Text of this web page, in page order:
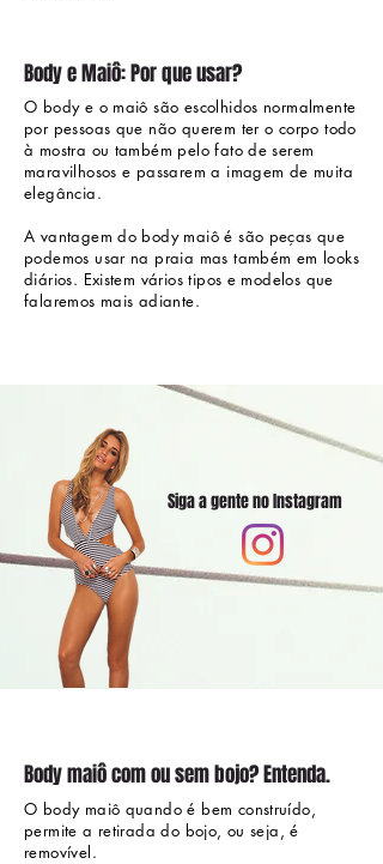
Body e Maiô: Por que usar?
O body e o maiô são escolhidos normalmente
por pessoas que não querem ter o corpo todo
à mostra ou também pelo fato de serem
maravilhosos e passarem a imagem de muita
elegância.
A vantagem do body maiô é são peças que
podemos usar na praia mas também em looks
diários. Existem vários tipos e modelos que
falaremos mais adiante.
Siga a gente no Instagram
Body maiô com ou sem bojo? Entenda.
O body maiô quando é bem construído,
permite a retirada do bojo, ou seja, é
removível.